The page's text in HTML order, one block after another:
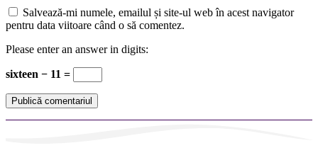
Salvează-mi numele, emailul și site-ul web în acest navigator
pentru data viitoare când o să comentez.
Please enter an answer in digits:
sixteen − 11 =